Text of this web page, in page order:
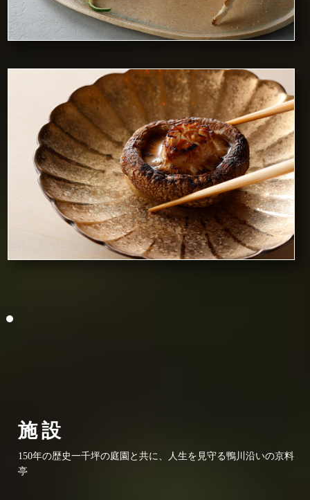
施設
150年の歴史一千坪の庭園と共に、
人生を見守る鴨川沿いの京料
亭